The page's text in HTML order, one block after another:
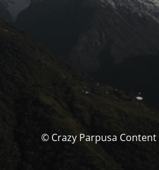
© Crazy Parpusa Content